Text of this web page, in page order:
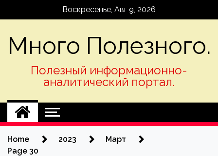
Воскресенье, Авг 9, 2026
Много Полезного.
Полезный информационно-
аналитический портал.
Home 2023
Март
Page 30